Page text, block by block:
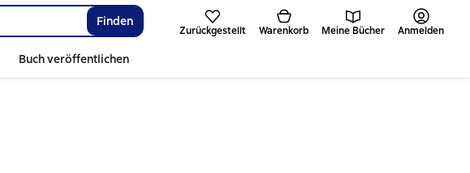
Finden
Zurückgestellt Warenkorb Meine Bücher Anmelden
Buch veröffentlichen